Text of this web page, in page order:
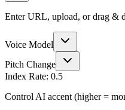
Enter URL, upload, or drag &
Voice Model
Pitch Change
Index Rate: 0.5
Control AI accent (higher =